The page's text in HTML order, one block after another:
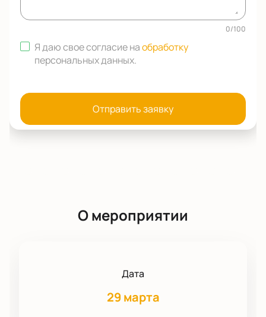
0/100
Я даю свое согласие наобработку
персональных данных.
Отправить заявку
О мероприятии
Дата
29 марта